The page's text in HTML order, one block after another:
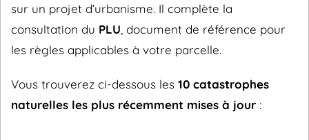
sur un projet d’urbanisme. Il complète la
consultation du PLU , document de référence pour
les règles applicables à votre parcelle.
Vous trouverez ci-dessous les 10 catastrophes
naturelles les plus récemment mises à jour :